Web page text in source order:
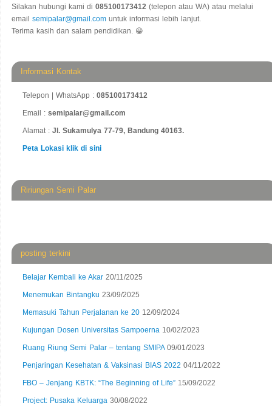
Silakan hubungi kami di 085100173412 (telepon atau WA) atau melalui
email semipalar@gmail.com untuk informasi lebih lanjut.
Terima kasih dan salam pendidikan. 😀
Informasi Kontak
Telepon | WhatsApp : 085100173412
Email : semipalar@gmail.com
Alamat : Jl. Sukamulya 77-79, Bandung 40163.
Peta Lokasi klik di sini
Ririungan Semi Palar
posting terkini
Belajar Kembali ke Akar 20/11/2025
Menemukan Bintangku 23/09/2025
Memasuki Tahun Perjalanan ke 20 12/09/2024
Kujungan Dosen Universitas Sampoerna 10/02/2023
Ruang Riung Semi Palar – tentang SMIPA 09/01/2023
Penjaringan Kesehatan & Vaksinasi BIAS 2022 04/11/2022
FBO – Jenjang KBTK: “The Beginning of Life” 15/09/2022
Project: Pusaka Keluarga 30/08/2022